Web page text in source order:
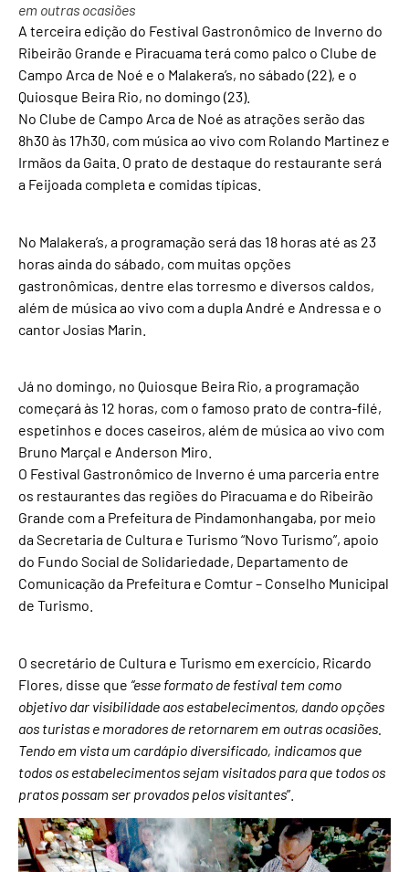
em outras ocasiões
A terceira edição do Festival Gastronômico de Inverno do
Ribeirão Grande e Piracuama terá como palco o Clube de
Campo Arca de Noé e o Malakera’s, no sábado (22), e o
Quiosque Beira Rio, no domingo (23).
No Clube de Campo Arca de Noé as atrações serão das
8h30 às 17h30, com música ao vivo com Rolando Martinez e
Irmãos da Gaita. O prato de destaque do restaurante será
a Feijoada completa e comidas típicas.
No Malakera’s, a programação será das 18 horas até as 23
horas ainda do sábado, com muitas opções
gastronômicas, dentre elas torresmo e diversos caldos,
além de música ao vivo com a dupla André e Andressa e o
cantor Josias Marin.
Já no domingo, no Quiosque Beira Rio, a programação
começará às 12 horas, com o famoso prato de contra-filé,
espetinhos e doces caseiros, além de música ao vivo com
Bruno Marçal e Anderson Miro.
O Festival Gastronômico de Inverno é uma parceria entre
os restaurantes das regiões do Piracuama e do Ribeirão
Grande com a Prefeitura de Pindamonhangaba, por meio
da Secretaria de Cultura e Turismo “Novo Turismo”, apoio
do Fundo Social de Solidariedade, Departamento de
Comunicação da Prefeitura e Comtur – Conselho Municipal
de Turismo.
O secretário de Cultura e Turismo em exercício, Ricardo
Flores, disse que “esse formato de festival tem como
objetivo dar visibilidade aos estabelecimentos, dando opções
aos turistas e moradores de retornarem em outras ocasiões.
Tendo em vista um cardápio diversificado, indicamos que
todos os estabelecimentos sejam visitados para que todos os
pratos possam ser provados pelos visitantes”.